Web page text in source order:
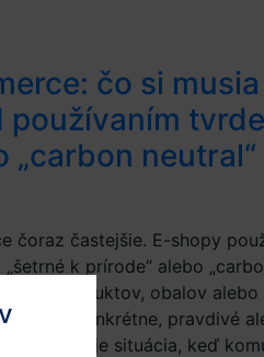
čo si
„carbon neutral“
čoraz častejšie. E-shopy
„šetrné k prírode“ alebo
produktov, obalov alebo
nie sú konkrétne, pravdivé
je situácia, keď